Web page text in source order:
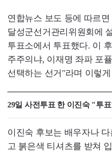
연합뉴스 보도 등에 따르
달성군선거관리위원회에
투표소에서 투표했다. 이
주주의냐, 이재명 좌파 포
선택하는 선거"라며 이렇
29일 사전투표 한 이진숙 "투
이진숙 후보는 배우자나
고 붉은색 티셔츠를 받쳐